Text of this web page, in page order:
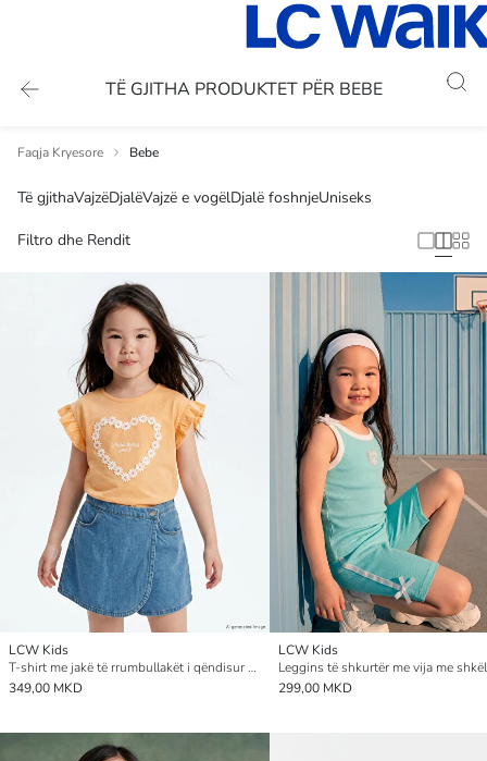
TË GJITHA PRODUKTET PËR BEBE
Faqja Kryesore Bebe
Të gjithaVajzëDjalëVajzë e vogëlDjalë foshnjeUniseks
Filtro dhe Rendit
LCW Kids
T-shirt me jakë të rrumbullakët i qëndisur për vajza
349,00 MKD
LCW Kids
299,00 MKD